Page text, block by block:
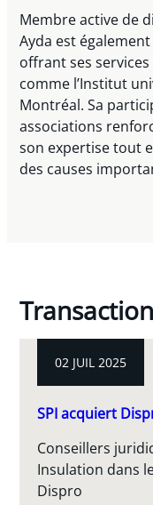
Membre active de
Ayda est
offrant ses
comme l’Institut
Montréal. Sa
associations
son expertise tout
des causes
02 JUIL 2025
SPI acquiert
Conseillers
Insulation dans
Dispro